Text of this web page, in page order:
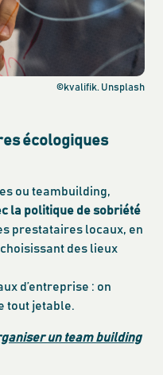
©kvalifik. Unsplash
écologiques
ou teambuilding,
la politique de sobriété
prestataires locaux, en
des lieux
d’entreprise : on
tout jetable.
un team building